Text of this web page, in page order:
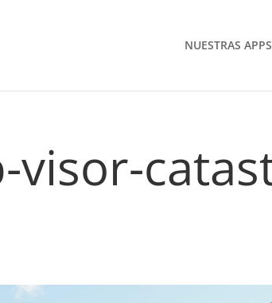
NUESTRAS APPS
visor-